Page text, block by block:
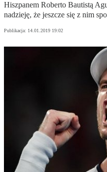
Hiszpanem Roberto Bautistą
nadzieję, że jeszcze się z nim
Publikacja: 14.01.2019 19:02